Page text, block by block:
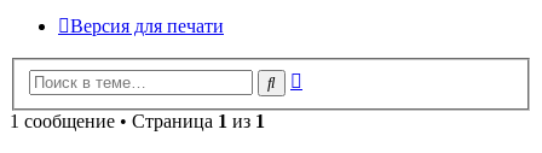
Версия для печати
Поиск
1 сообщение • Страница 1 из 1